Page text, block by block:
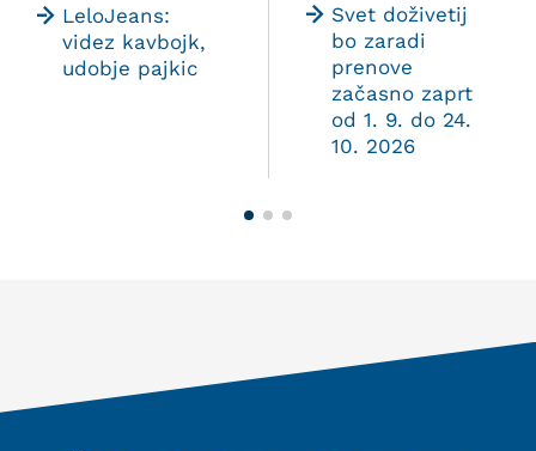
LeloJeans:
videz kavbojk,
udobje pajkic
Svet doživetij
bo zaradi
prenove
začasno zaprt
od 1. 9. do 24.
10. 2026